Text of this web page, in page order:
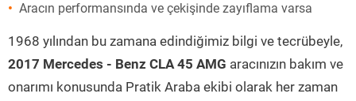
Aracın performansında ve çekişinde zayıflama varsa
1968 yılından bu zamana edindiğimiz bilgi ve tecrübeyle,
2017 Mercedes - Benz CLA 45 AMG aracınızın bakım ve
onarımı konusunda Pratik Araba ekibi olarak her zaman